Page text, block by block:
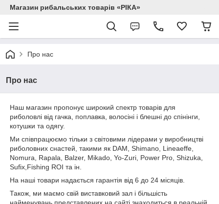
Магазин рибальських товарів «РІКА»
Про нас
Про нас
Наш магазин пропонує широкий спектр товарів для
риболовлі від гачка, поплавка, волосіні і блешні до спінінги,
котушки та одягу.
Ми співпрацюємо тільки з світовими лідерами у виробництві
риболовних снастей, такими як DAM, Shimano, Lineaeffe,
Nomura, Rapala, Balzer, Mikado, Yo-Zuri, Power Pro, Shizuka,
Sufix,Fishing ROI та ін.
На наші товари надається гарантія від 6 до 24 місяців.
Також, ми маємо свій виставковий зал і більшість